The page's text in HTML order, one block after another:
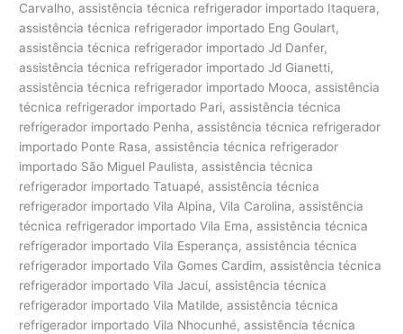
Carvalho, assistência técnica refrigerador importado Itaquera,
assistência técnica refrigerador importado Eng Goulart,
assistência técnica refrigerador importado Jd Danfer,
assistência técnica refrigerador importado Jd Gianetti,
assistência técnica refrigerador importado Mooca, assistência
técnica refrigerador importado Pari, assistência técnica
refrigerador importado Penha, assistência técnica refrigerador
importado Ponte Rasa, assistência técnica refrigerador
importado São Miguel Paulista, assistência técnica
refrigerador importado Tatuapé, assistência técnica
refrigerador importado Vila Alpina, Vila Carolina, assistência
técnica refrigerador importado Vila Ema, assistência técnica
refrigerador importado Vila Esperança, assistência técnica
refrigerador importado Vila Gomes Cardim, assistência técnica
refrigerador importado Vila Jacui, assistência técnica
refrigerador importado Vila Matilde, assistência técnica
refrigerador importado Vila Nhocunhé, assistência técnica